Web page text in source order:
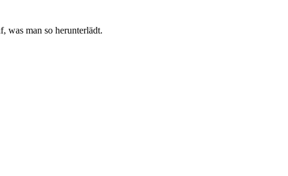
was man so herunterlädt.